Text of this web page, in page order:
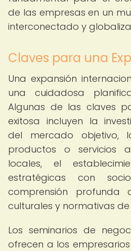
de las empresas en un
interconectado y
Claves para una
Una expansión
una cuidadosa
Algunas de las claves
exitosa incluyen la
del mercado objetivo,
productos o servicios
locales, el
estratégicas con
comprensión profunda
culturales y normativas
Los seminarios de
ofrecen a los